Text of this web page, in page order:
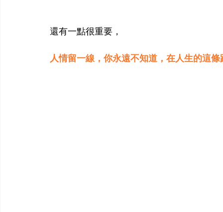
還有一點很重要，
人情留一線，你永遠不知道，在人生的這